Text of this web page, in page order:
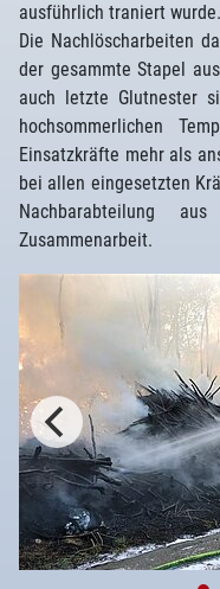
ausführlich traniert wurde.
Die Nachlöscharbeiten
der gesammte Stapel
auch letzte Glutnester
hochsommerlichen
Einsatzkräfte mehr als
bei allen eingesetzten
Nachbarabteilung
Zusammenarbeit.